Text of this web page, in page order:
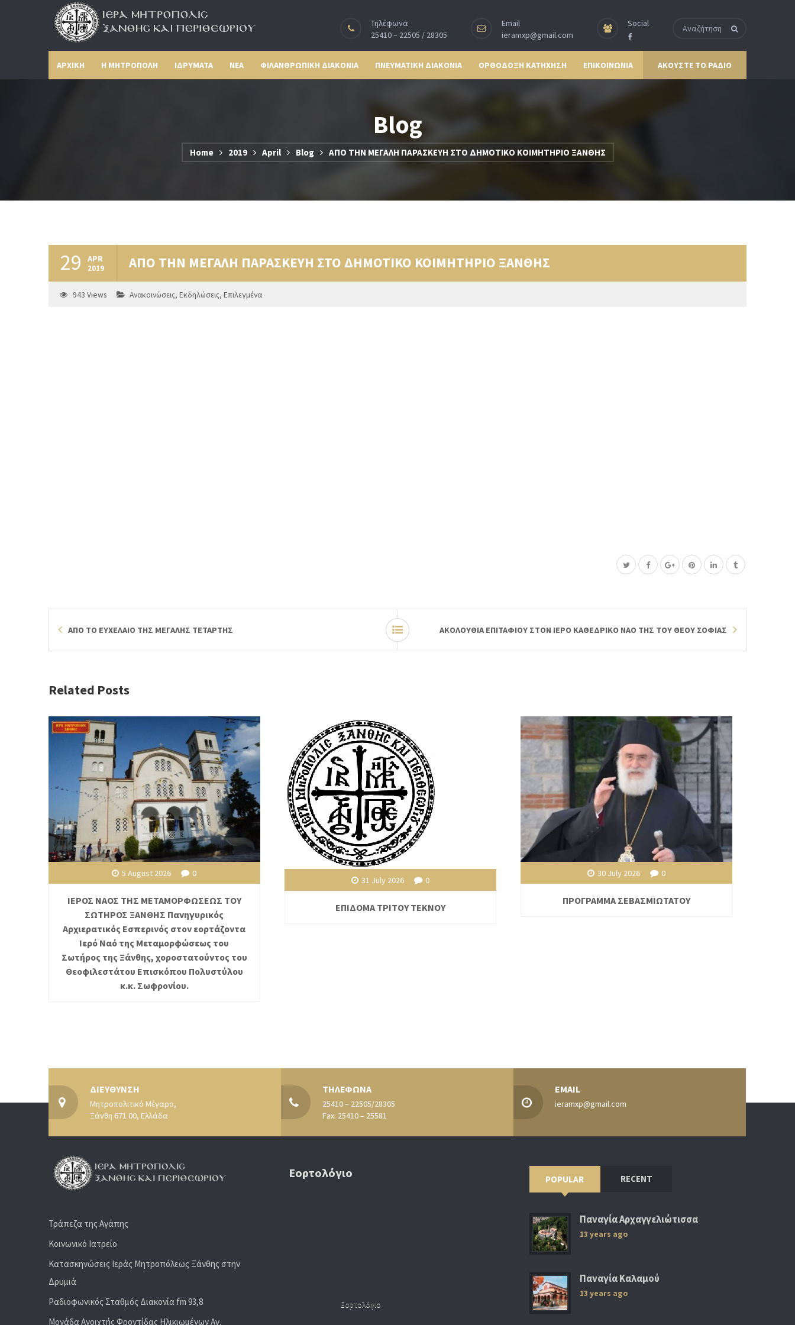
Τηλέφωνα
25410 – 22505 / 28305
Email
ieramxp@gmail.com
Social
ΑΡΧΙΚΗ Η ΜΗΤΡΟΠΟΛΗ ΙΔΡΥΜΑΤΑ ΝΕΑ ΦΙΛΑΝΘΡΩΠΙΚΗ ΔΙΑΚΟΝΙΑ ΠΝΕΥΜΑΤΙΚΗ ΔΙΑΚΟΝΙΑ ΟΡΘΟΔΟΞΗ ΚΑΤΗΧΗΣΗ ΕΠΙΚΟΙΝΩΝΙΑ ΑΚΟΥΣΤΕ ΤΟ ΡΑΔΙΟ
Blog
Home 2019 April Blog ΑΠΟ ΤΗΝ ΜΕΓΑΛΗ ΠΑΡΑΣΚΕΥΗ ΣΤΟ ΔΗΜΟΤΙΚΟ ΚΟΙΜΗΤΗΡΙΟ ΞΑΝΘΗΣ
29 APR
2019 ΑΠΟ ΤΗΝ ΜΕΓΑΛΗ ΠΑΡΑΣΚΕΥΗ ΣΤΟ ΔΗΜΟΤΙΚΟ ΚΟΙΜΗΤΗΡΙΟ ΞΑΝΘΗΣ
943 Views Ανακοινώσεις, Εκδηλώσεις, Επιλεγμένα
ΑΠΟ ΤΟ ΕΥΧΕΛΑΙΟ ΤΗΣ ΜΕΓΑΛΗΣ ΤΕΤΑΡΤΗΣ ΑΚΟΛΟΥΘΙΑ ΕΠΙΤΑΦΙΟΥ ΣΤΟΝ ΙΕΡΟ ΚΑΘΕΔΡΙΚΟ ΝΑΟ ΤΗΣ ΤΟΥ ΘΕΟΥ ΣΟΦΙΑΣ
Related Posts
5 August 2026 0
ΙΕΡΟΣ ΝΑΟΣ ΤΗΣ ΜΕΤΑΜΟΡΦΩΣΕΩΣ ΤΟΥ
ΣΩΤΗΡΟΣ ΞΑΝΘΗΣ Πανηγυρικός
Αρχιερατικός Εσπερινός στον εορτάζοντα
Ιερό Ναό της Μεταμορφώσεως του
Σωτήρος της Ξάνθης, χοροστατούντος του
Θεοφιλεστάτου Επισκόπου Πολυστύλου
κ.κ. Σωφρονίου.
31 July 2026 0
ΕΠΙΔΟΜΑ ΤΡΙΤΟΥ ΤΕΚΝΟΥ
30 July 2026 0
ΠΡΟΓΡΑΜΜΑ ΣΕΒΑΣΜΙΩΤΑΤΟΥ
ΔΙΕΥΘΥΝΣΗ
Μητροπολιτικό Μέγαρο,
Ξάνθη 671 00, Ελλάδα
ΤΗΛΕΦΩΝΑ
25410 – 22505/28305
Fax: 25410 – 25581
EMAIL
ieramxp@gmail.com
Τράπεζα της Αγάπης
Κοινωνικό Ιατρείο
Κατασκηνώσεις Ιεράς Μητροπόλεως Ξάνθης στην
Δρυμιά
Ραδιoφωνικός Σταθμός Διακονία fm 93,8
Μονάδα Ανοιχτής Φροντίδας Ηλικιωμένων Αγ.
Εορτολόγιο
Εορτολόγιο
POPULAR RECENT
Παναγία Αρχαγγελιώτισσα
13 years ago
Παναγία Καλαμού
13 years ago